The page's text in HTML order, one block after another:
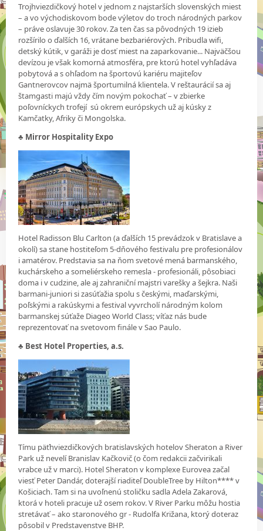
Trojhviezdičkový hotel v jednom z najstarších slovenských miest
– a vo východiskovom bode výletov do troch národných parkov
– práve oslavuje 30 rokov. Za ten čas sa pôvodných 19 izieb
rozšírilo o ďalších 16, vrátane bezbariérových. Pribudla wifi,
detský kútik, v garáži je dosť miest na zaparkovanie... Najväčšou
devízou je však komorná atmosféra, pre ktorú hotel vyhľadáva
pobytová a s ohľadom na športovú kariéru majiteľov
Gantnerovcov najmä športumilná klientela. V reštaurácií sa aj
štamgasti majú vždy čím novým pokochať – v zbierke
poľovníckych trofejí sú okrem európskych už aj kúsky z
Kamčatky, Afriky či Mongolska.
♣ Mirror Hospitality Expo
Hotel Radisson Blu Carlton (a ďalších 15 prevádzok v Bratislave a
okolí) sa stane hostiteľom 5-dňového festivalu pre profesionálov
i amatérov. Predstavia sa na ňom svetové mená barmanského,
kuchárskeho a someliérskeho remesla - profesionáli, pôsobiaci
doma i v cudzine, ale aj zahraniční majstri varešky a šejkra. Naši
barmani-juniori si zasúťažia spolu s českými, maďarskými,
poľskými a rakúskymi a festival vyvrcholí národným kolom
barmanskej súťaže Diageo World Class; víťaz nás bude
reprezentovať na svetovom finále v Sao Paulo.
♣ Best Hotel Properties, a.s.
Tímu päťhviezdičkových bratislavských hotelov Sheraton a River
Park už nevelí Branislav Kačkovič (o čom redakcii začvirikali
vrabce už v marci). Hotel Sheraton v komplexe Eurovea začal
viesť Peter Dandár, doterajší riaditeľ DoubleTree by Hilton**** v
Košiciach. Tam si na uvoľnenú stoličku sadla Adela Zakarová,
ktorá v hoteli pracuje už osem rokov. V River Parku môžu hostia
stretávať – ako staronového gr - Rudolfa Križana, ktorý doteraz
pôsobil v Predstavenstve BHP.